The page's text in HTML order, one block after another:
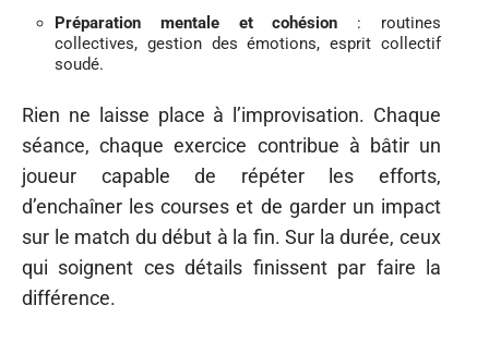
Préparation mentale et cohésion : routines
collectives, gestion des émotions, esprit collectif
soudé.
Rien ne laisse place à l’improvisation. Chaque
séance, chaque exercice contribue à bâtir un
joueur capable de répéter les efforts,
d’enchaîner les courses et de garder un impact
sur le match du début à la fin. Sur la durée, ceux
qui soignent ces détails finissent par faire la
différence.